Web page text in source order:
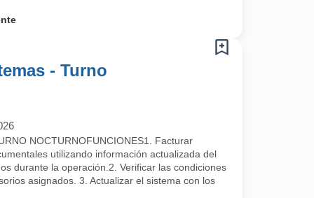
- Turno
NOCTURNOFUNCIONES1. Facturar
utilizando información actualizada del
durante la operación.2. Verificar las condiciones
asignados. 3. Actualizar el sistema con los